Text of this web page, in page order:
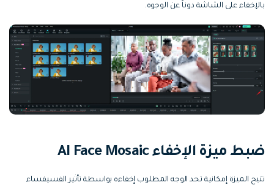
بالإخفاء على الشاشة دوناً عن الوجوه.
ضبط ميزة الإخفاء AI Face Mosaic
تتيح الميزة إمكانية تحد الوجه المطلوب إخفاءه بواسطة تأثير الفسيفساء